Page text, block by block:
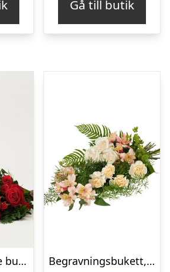
Gå till butik
Kärlek, liggande bukett
Begravningsbukett, Omtanke